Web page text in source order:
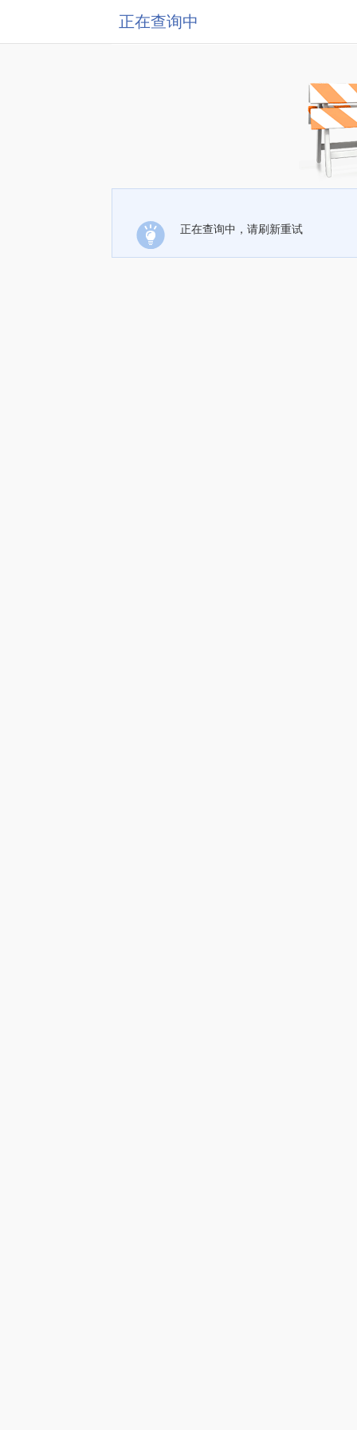
正在查询中
正在查询中，请刷新重试